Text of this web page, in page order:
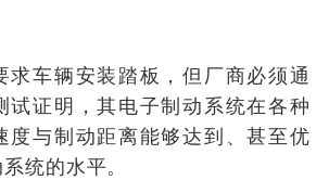
求车辆安装踏板，但厂商必须通
试证明，其电子制动系统在各种
度与制动距离能够达到、甚至优
统的水平。